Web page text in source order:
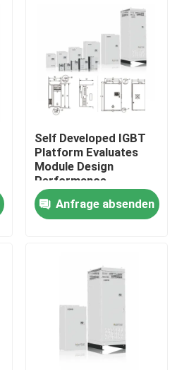
Self Developed IGBT
Platform Evaluates
Module Design
Performance
Anfrage absenden